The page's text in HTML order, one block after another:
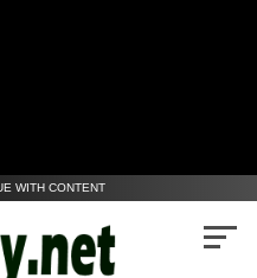
WITH CONTENT